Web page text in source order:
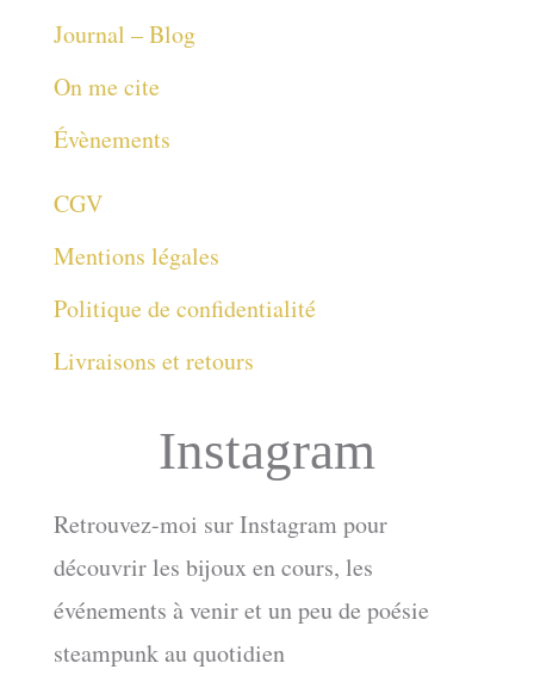
Journal – Blog
On me cite
Évènements
CGV
Mentions légales
Politique de confidentialité
Livraisons et retours
Instagram
Retrouvez-moi sur Instagram pour
découvrir les bijoux en cours, les
événements à venir et un peu de poésie
steampunk au quotidien